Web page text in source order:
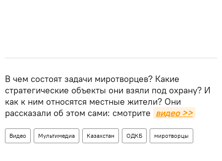
В чем состоят задачи миротворцев? Какие
стратегические объекты они взяли под охрану? И
как к ним относятся местные жители? Они
рассказали об этом сами: смотрите видео >>
Видео Мультимедиа Казахстан ОДКБ миротворцы